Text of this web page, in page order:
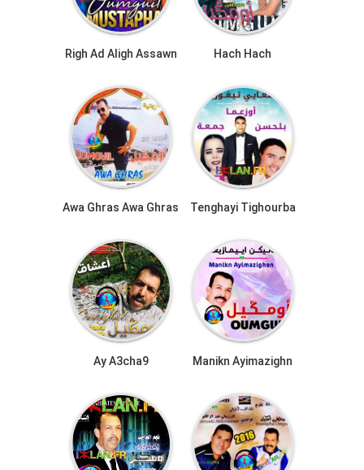
Righ Ad Aligh Assawn Hach Hach
Awa Ghras Awa Ghras Tenghayi Tighourba
Ay A3cha9 Manikn Ayimazighn